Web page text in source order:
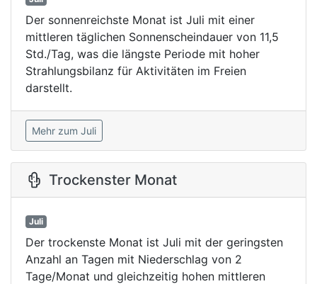
Der sonnenreichste Monat ist Juli mit einer
mittleren täglichen Sonnenscheindauer von 11,5
Std./Tag, was die längste Periode mit hoher
Strahlungsbilanz für Aktivitäten im Freien
darstellt.
Mehr zum Juli
Trockenster Monat
Juli
Der trockenste Monat ist Juli mit der geringsten
Anzahl an Tagen mit Niederschlag von 2
Tage/Monat und gleichzeitig hohen mittleren